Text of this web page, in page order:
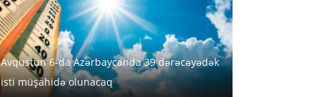
Avqustun 6-da Azərbaycanda 39 dərəcəyədək
isti müşahidə olunacaq